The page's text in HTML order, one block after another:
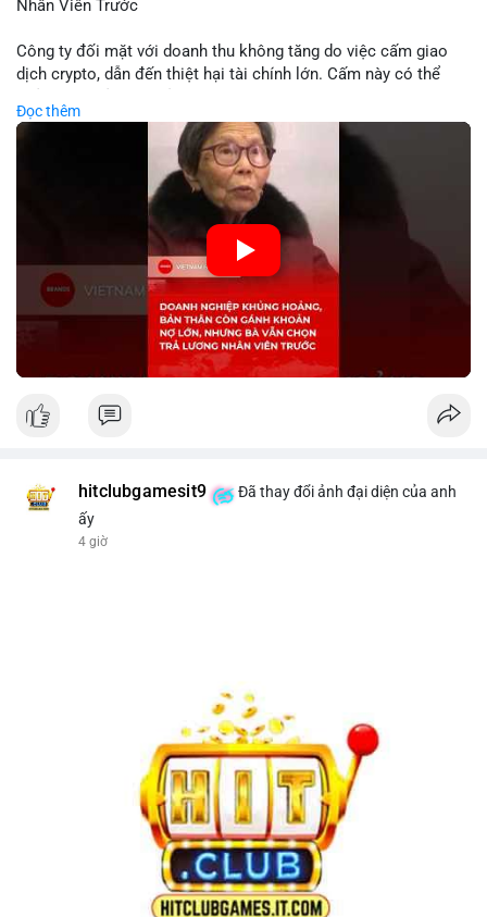
Nhân Viên Trước
Công ty đối mặt với doanh thu không tăng do việc cấm giao
dịch crypto, dẫn đến thiệt hại tài chính lớn. Cấm này có thể
biến động giá digital asset. Bàn vấn chuyển hướng tập trung
vào nhân lực, cho thấy chiến lược giảm chi phí hoặc điều chỉnh
mô hình kinh doanh. Điều này có thể ảnh hưởng đến thị trường
crypto và các doanh nghiệp liên quan trong tương lai.
🎥 Xem video trực tiếp tại:
Nguồn: KIEN THUC KINH TE
Đọc thêm
hitclubgamesit9
Đã thay đổi ảnh đại diện của anh
ấy
4 giờ